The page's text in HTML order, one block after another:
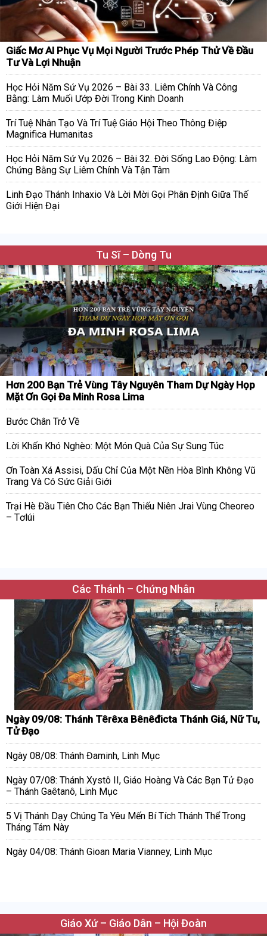
Giấc Mơ AI Phục Vụ Mọi Người Trước Phép Thử Về Đầu
Tư Và Lợi Nhuận
Học Hỏi Năm Sứ Vụ 2026 – Bài 33. Liêm Chính Và Công
Bằng: Làm Muối Ướp Đời Trong Kinh Doanh
Trí Tuệ Nhân Tạo Và Trí Tuệ Giáo Hội Theo Thông Điệp
Magnifica Humanitas
Học Hỏi Năm Sứ Vụ 2026 – Bài 32. Đời Sống Lao Động: Làm
Chứng Bằng Sự Liêm Chính Và Tận Tâm
Linh Đạo Thánh Inhaxio Và Lời Mời Gọi Phân Định Giữa Thế
Giới Hiện Đại
Tu Sĩ – Dòng Tu
Hơn 200 Bạn Trẻ Vùng Tây Nguyên Tham Dự Ngày Họp
Mặt Ơn Gọi Đa Minh Rosa Lima
Bước Chân Trở Về
Lời Khấn Khó Nghèo: Một Món Quà Của Sự Sung Túc
Ơn Toàn Xá Assisi, Dấu Chỉ Của Một Nền Hòa Bình Không Vũ
Trang Và Có Sức Giải Giới
Trại Hè Đầu Tiên Cho Các Bạn Thiếu Niên Jrai Vùng Cheoreo
– Tơlúi
Các Thánh – Chứng Nhân
Ngày 09/08: Thánh Têrêxa Bênêđicta Thánh Giá, Nữ Tu,
Tử Đạo
Ngày 08/08: Thánh Đaminh, Linh Mục
Ngày 07/08: Thánh Xystô II, Giáo Hoàng Và Các Bạn Tử Đạo
– Thánh Gaêtanô, Linh Mục
5 Vị Thánh Dạy Chúng Ta Yêu Mến Bí Tích Thánh Thể Trong
Tháng Tám Này
Ngày 04/08: Thánh Gioan Maria Vianney, Linh Mục
Giáo Xứ – Giáo Dân – Hội Đoàn